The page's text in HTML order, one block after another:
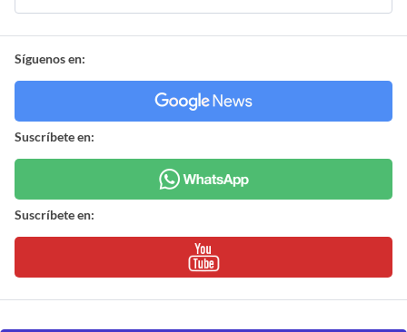
Síguenos en:
Suscríbete en:
Suscríbete en: